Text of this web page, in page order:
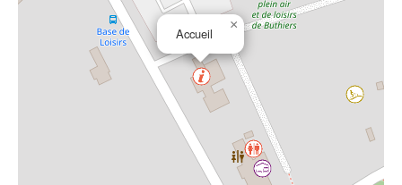
Accueil
×